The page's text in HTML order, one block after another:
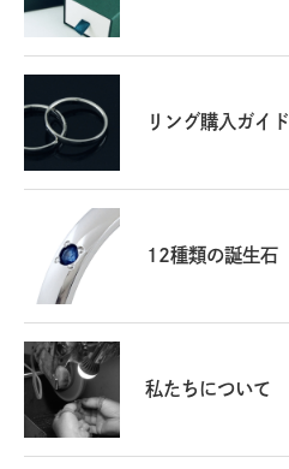
リング購入ガイド
12種類の誕生石
私たちについて